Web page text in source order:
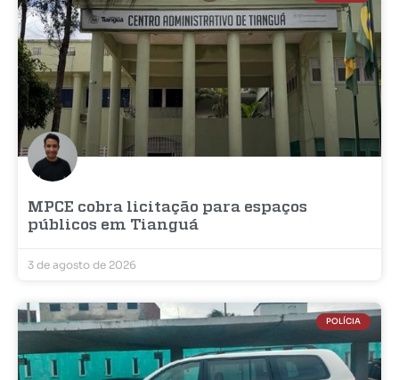
MPCE cobra licitação para espaços
públicos em Tianguá
3 de agosto de 2026
POLÍCIA